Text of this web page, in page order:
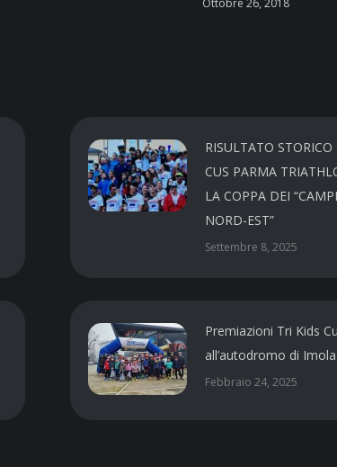
RISULTATO STORICO
CUS PARMA
LA COPPA DEI
NORD-EST”
Settembre 8, 2025
Premiazioni Tri Kids
all’autodromo di Imola
Febbraio 24, 2025